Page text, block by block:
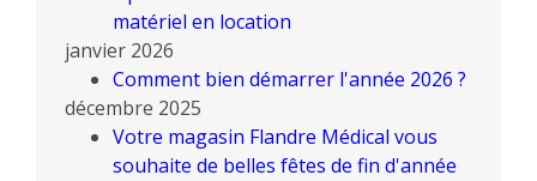
matériel en location
janvier 2026
Comment bien démarrer l'année 2026 ?
décembre 2025
Votre magasin Flandre Médical vous
souhaite de belles fêtes de fin d'année